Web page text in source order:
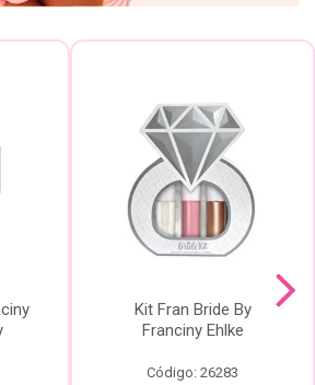
Kit Fran Bride By
Franciny Ehlke
Código: 26283